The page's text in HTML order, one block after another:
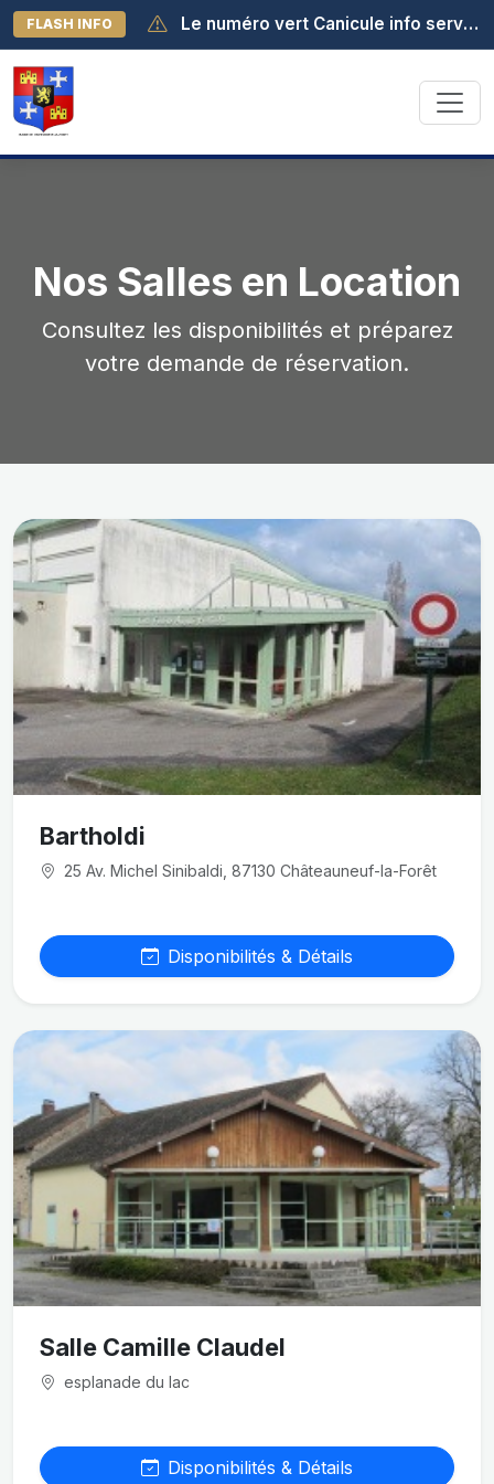
FLASH INFO Le numéro vert Canicule info service est activé au 0 800 06 66 66. Il est joignable de 8h à 19h (appel gratuit depuis la France métropolitaine).
Nos Salles en Location
Consultez les disponibilités et préparez
votre demande de réservation.
Bartholdi
25 Av. Michel Sinibaldi, 87130 Châteauneuf-la-Forêt
Disponibilités & Détails
Salle Camille Claudel
esplanade du lac
Disponibilités & Détails